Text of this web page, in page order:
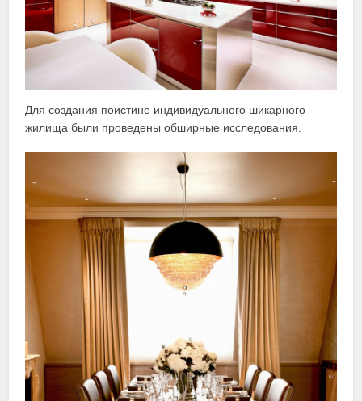
Для создания поистине индивидуального шикарного
жилища были проведены обширные исследования.